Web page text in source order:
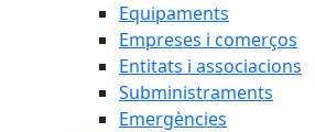
Equipaments
Empreses i comerços
Entitats i associacions
Subministraments
Emergències